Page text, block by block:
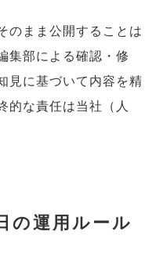
のまま公開することは
集部による確認・修
見に基づいて内容を精
的な責任は当社（人
の運用ルール